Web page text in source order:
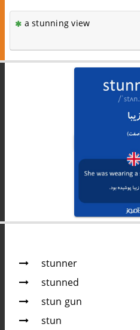
a stunning view
stunner
stunned
stun gun
stun